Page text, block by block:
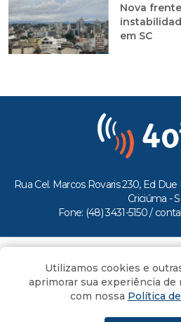
Nova
em SC
Rua Cel. Marcos Rovaris 230, Ed Due
Criciúma -
Fone: (48) 3431-5150 /
Todos os direitos
Utilizamos cookies e
aprimorar sua experiência de
com nossa Política